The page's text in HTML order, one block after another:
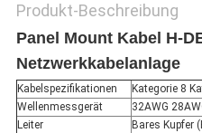
Produkt-Beschreibung
Panel Mount Kabel H-
Netzwerkkabelanlage
Kabelspezifikationen
Kategorie 8
Wellenmessgerät
32AWG
Leiter
Bares Kupfer